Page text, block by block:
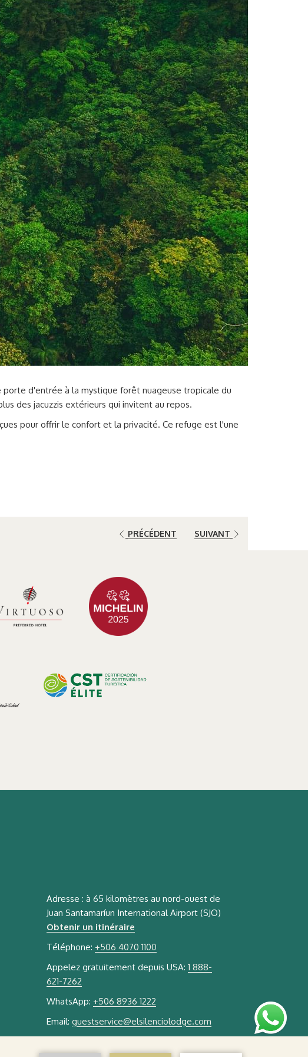
d'entrée à la mystique forêt nuageuse tropicale du
des jacuzzis extérieurs qui invitent au repos.
pour offrir le confort et la privacité. Ce refuge est l'une
PRÉCÉDENT SUIVANT
Adresse : à 65 kilomètres au nord-ouest de
Juan Santamaríun International Airport (SJO)
Obtenir un itinéraire
Téléphone: +506 4070 1100
Appelez gratuitement depuis USA: 1 888-
621-7262
WhatsApp: +506 8936 1222
Email: guestservice@elsilenciolodge.com